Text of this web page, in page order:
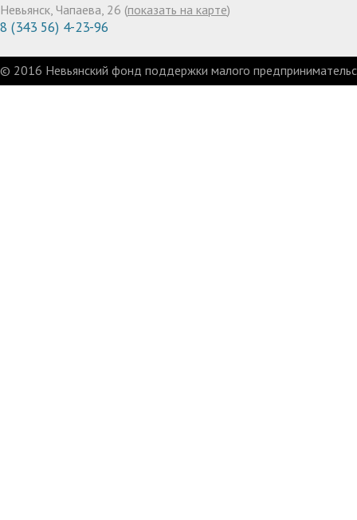
Невьянск, Чапаева, 26 (показать на карте)
8 (343 56) 4-23-96
© 2016 Невьянский фонд поддержки малого